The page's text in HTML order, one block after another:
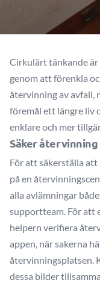
Cirkulärt tänkande
genom att förenkla
återvinning av avfall,
föremål ett längre liv
enklare och mer
Säker återvinning
För att säkerställa
på en
alla avlämningar
supportteam. För att
helpern verifiera
appen, när sakerna
återvinningsplatsen.
dessa bilder